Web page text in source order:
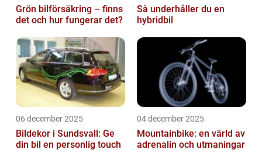
Grön bilförsäkring – finns
det och hur fungerar det?
Så underhåller du en
hybridbil
06 december 2025
Bildekor i Sundsvall: Ge
din bil en personlig touch
04 december 2025
Mountainbike: en värld av
adrenalin och utmaningar